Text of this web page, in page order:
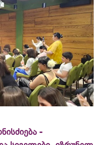
-